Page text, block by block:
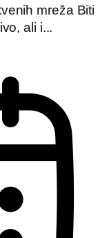
mreža Biti
ali i...